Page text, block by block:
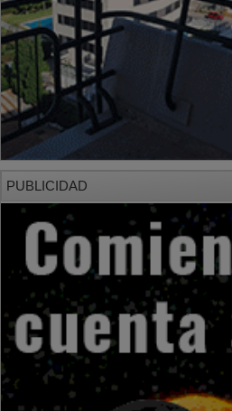
PUBLICIDAD